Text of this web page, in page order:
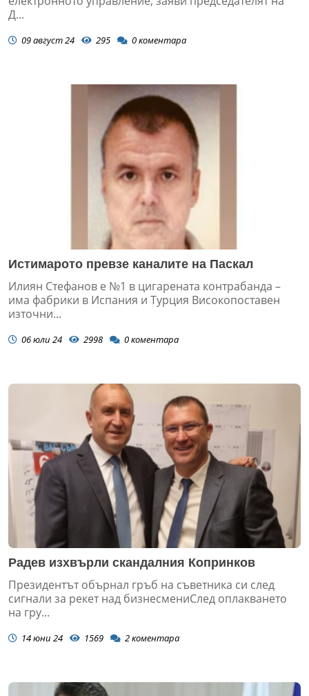
Д...
09 август 24 295 0коментара
Истимарото превзе каналите на Паскал
Илиян Стефанов е №1 в цигарената контрабанда –
има фабрики в Испания и Турция Високопоставен
източни...
06 юли 24 2998 0коментара
Радев изхвърли скандалния Копринков
Президентът обърнал гръб на съветника си след
сигнали за рекет над бизнесмениСлед оплакването
на гру...
14 юни 24 1569 2коментара